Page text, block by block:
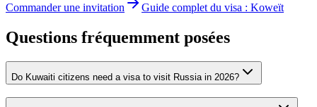
Commander une invitation Guide complet du visa : Koweït
Questions fréquemment posées
Do Kuwaiti citizens need a visa to visit Russia in 2026?